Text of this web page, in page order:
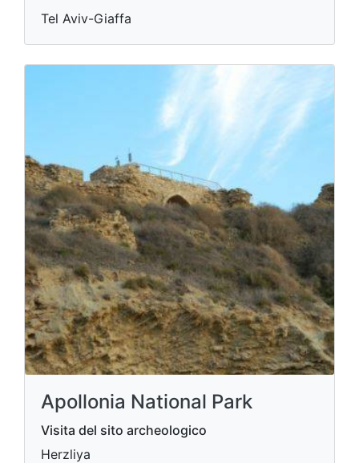
Tel Aviv-Giaffa
Apollonia National Park
Visita del sito archeologico
Herzliya